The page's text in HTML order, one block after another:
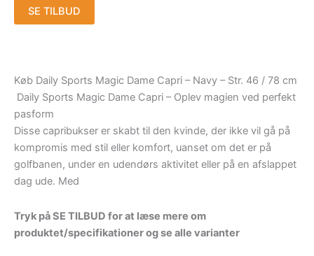
SE TILBUD
Køb Daily Sports Magic Dame Capri – Navy – Str. 46 / 78 cm
Daily Sports Magic Dame Capri – Oplev magien ved perfekt
pasform
Disse capribukser er skabt til den kvinde, der ikke vil gå på
kompromis med stil eller komfort, uanset om det er på
golfbanen, under en udendørs aktivitet eller på en afslappet
dag ude. Med
Tryk på SE TILBUD for at læse mere om
produktet/specifikationer og se alle varianter